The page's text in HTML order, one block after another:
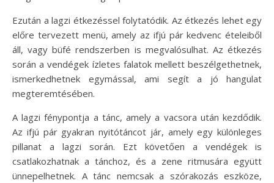
Ezután a lagzi étkezéssel folytatódik. Az étkezés lehet egy
előre tervezett menü, amely az ifjú pár kedvenc ételeiből
áll, vagy büfé rendszerben is megvalósulhat. Az étkezés
során a vendégek ízletes falatok mellett beszélgethetnek,
ismerkedhetnek egymással, ami segít a jó hangulat
megteremtésében.
A lagzi fénypontja a tánc, amely a vacsora után kezdődik.
Az ifjú pár gyakran nyitótáncot jár, amely egy különleges
pillanat a lagzi során. Ezt követően a vendégek is
csatlakozhatnak a tánchoz, és a zene ritmusára együtt
ünnepelhetnek. A tánc nemcsak a szórakozás eszköze,